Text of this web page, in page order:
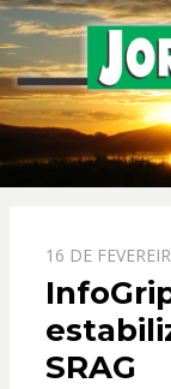
PPOSTADO
EM
16 DE
SRAG